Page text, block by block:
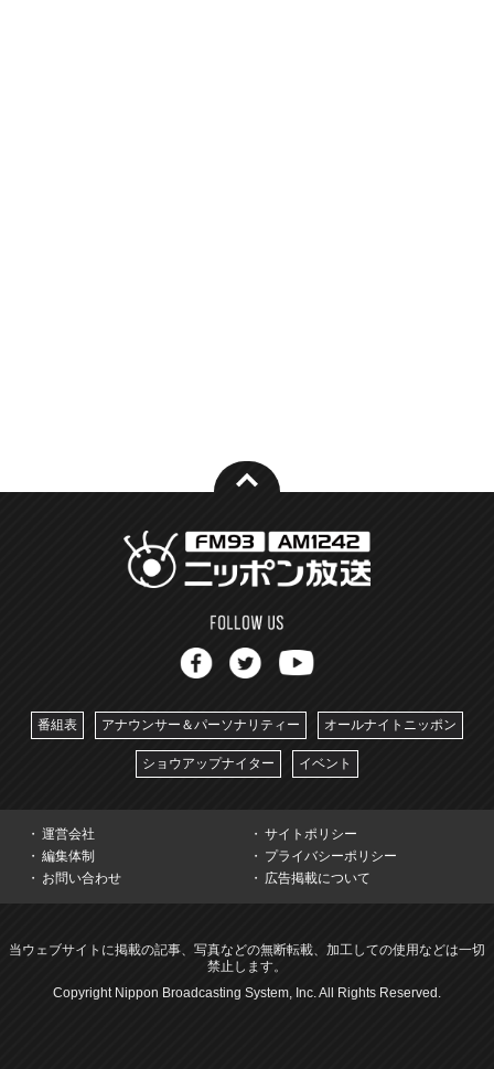
番組表 アナウンサー＆パーソナリティー オールナイトニッポン
ショウアップナイター イベント
運営会社
サイトポリシー
編集体制
プライバシーポリシー
お問い合わせ
広告掲載について
当ウェブサイトに掲載の記事、写真などの無断転載、加工しての使用などは一切
禁止します。
Copyright Nippon Broadcasting System, Inc. All Rights Reserved.